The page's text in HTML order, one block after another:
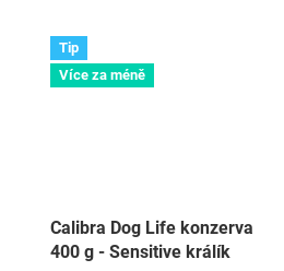
Tip
Více za méně
Calibra Dog Life konzerva
400 g - Sensitive králík